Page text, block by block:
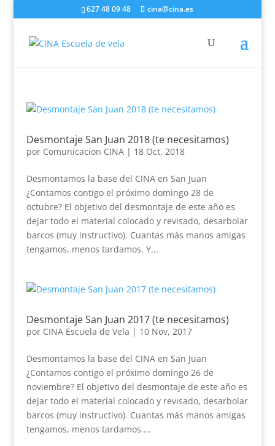
627 48 09 48 cina@cina.es
Desmontaje San Juan 2018 (te necesitamos)
por Comunicacion CINA| 18 Oct, 2018
Desmontamos la base del CINA en San Juan
¿Contamos contigo el próximo domingo 28 de
octubre? El objetivo del desmontaje de este año es
dejar todo el material colocado y revisado, desarbolar
barcos (muy instructivo). Cuantas más manos amigas
tengamos, menos tardamos. Y...
Desmontaje San Juan 2017 (te necesitamos)
por CINA Escuela de Vela | 10 Nov, 2017
Desmontamos la base del CINA en San Juan
¿Contamos contigo el próximo domingo 26 de
noviembre? El objetivo del desmontaje de este año es
dejar todo el material colocado y revisado, desarbolar
barcos (muy instructivo). Cuantas más manos amigas
tengamos, menos tardamos....